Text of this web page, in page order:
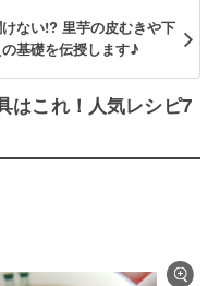
ない!? 里芋の皮むきや下
基礎を伝授します♪
はこれ！人気レシピ7